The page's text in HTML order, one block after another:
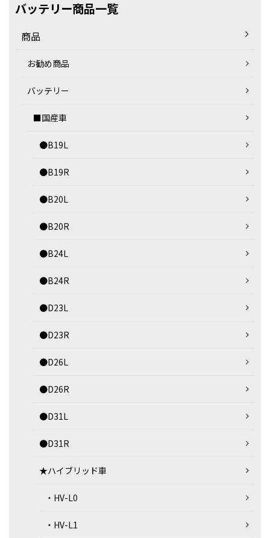
バッテリー商品一覧
商品
お勧め商品
バッテリー
■国産車
●B19L
●B19R
●B20L
●B20R
●B24L
●B24R
●D23L
●D23R
●D26L
●D26R
●D31L
●D31R
★ハイブリッド車
・HV-L0
・HV-L1